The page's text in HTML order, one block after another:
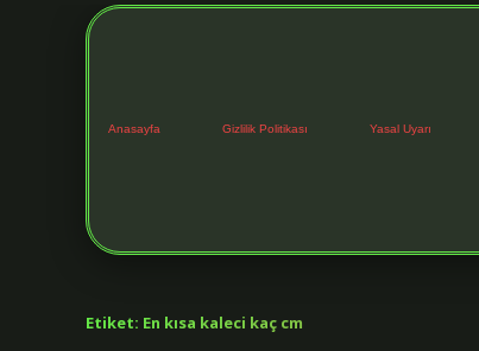
Anasayfa Gizlilik Politikası Yasal Uyarı
Etiket: En kısa kaleci kaç cm